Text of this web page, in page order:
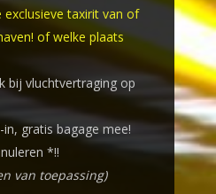
exclusieve taxirit van of
of welke plaats
bij vluchtvertraging op
in, gratis bagage mee!
*!!
van toepassing)